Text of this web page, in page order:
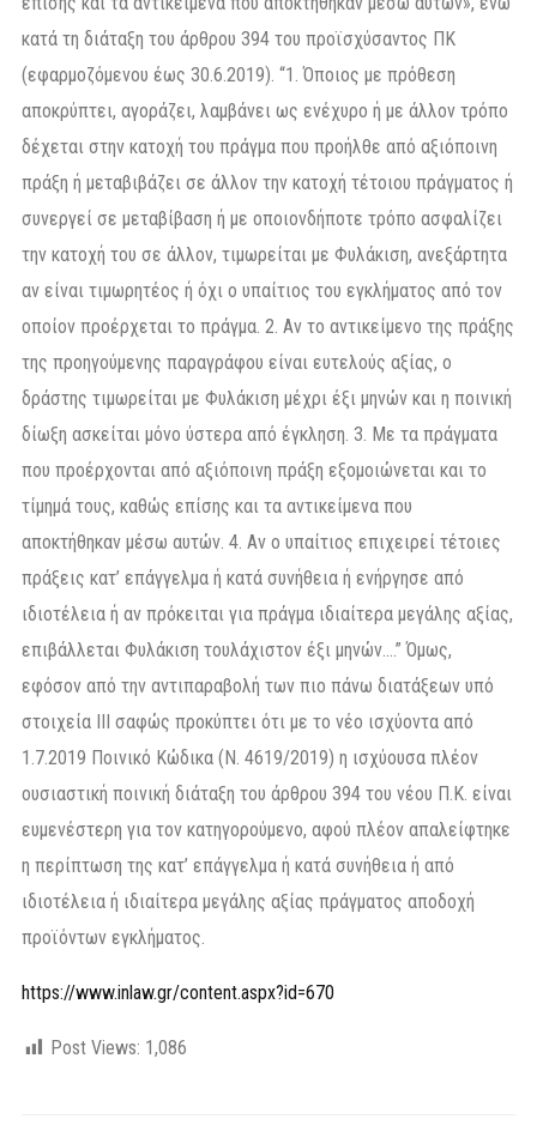
κατά τη διάταξη του άρθρου 394 του προϊσχύσαντος ΠΚ
(εφαρμοζόμενου έως 30.6.2019). “1. Όποιος με πρόθεση
αποκρύπτει, αγοράζει, λαμβάνει ως ενέχυρο ή με άλλον τρόπο
δέχεται στην κατοχή του πράγμα που προήλθε από αξιόποινη
πράξη ή μεταβιβάζει σε άλλον την κατοχή τέτοιου πράγματος ή
συνεργεί σε μεταβίβαση ή με οποιονδήποτε τρόπο ασφαλίζει
την κατοχή του σε άλλον, τιμωρείται με Φυλάκιση, ανεξάρτητα
αν είναι τιμωρητέος ή όχι ο υπαίτιος του εγκλήματος από τον
οποίον προέρχεται το πράγμα. 2. Αν το αντικείμενο της πράξης
της προηγούμενης παραγράφου είναι ευτελούς αξίας, ο
δράστης τιμωρείται με Φυλάκιση μέχρι έξι μηνών και η ποινική
δίωξη ασκείται μόνο ύστερα από έγκληση. 3. Με τα πράγματα
που προέρχονται από αξιόποινη πράξη εξομοιώνεται και το
τίμημά τους, καθώς επίσης και τα αντικείμενα που
αποκτήθηκαν μέσω αυτών. 4. Αν ο υπαίτιος επιχειρεί τέτοιες
πράξεις κατ’ επάγγελμα ή κατά συνήθεια ή ενήργησε από
ιδιοτέλεια ή αν πρόκειται για πράγμα ιδιαίτερα μεγάλης αξίας,
επιβάλλεται Φυλάκιση τουλάχιστον έξι μηνών….” Όμως,
εφόσον από την αντιπαραβολή των πιο πάνω διατάξεων υπό
στοιχεία III σαφώς προκύπτει ότι με το νέο ισχύοντα από
1.7.2019 Ποινικό Κώδικα (Ν. 4619/2019) η ισχύουσα πλέον
ουσιαστική ποινική διάταξη του άρθρου 394 του νέου Π.Κ. είναι
ευμενέστερη για τον κατηγορούμενο, αφού πλέον απαλείφτηκε
η περίπτωση της κατ’ επάγγελμα ή κατά συνήθεια ή από
ιδιοτέλεια ή ιδιαίτερα μεγάλης αξίας πράγματος αποδοχή
προϊόντων εγκλήματος.
https://www.inlaw.gr/content.aspx?id=670
Post Views: 1,086